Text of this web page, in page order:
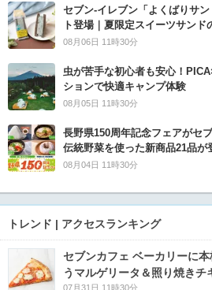
セブン‐イレブン「よくばりサ
ト登場｜夏限定スイーツサンド
08月06日 11時30分
虫が苦手な初心者も安心！
ションで快適キャンプ体験
08月05日 11時30分
長野県150周年記念フェアがセ
伝統野菜を使った新商品21品が
08月04日 11時30分
トレンド | アクセスランキング
セブンカフェ ベーカリーに
うマルゲリータ＆照り焼きチ
07月31日 11時30分